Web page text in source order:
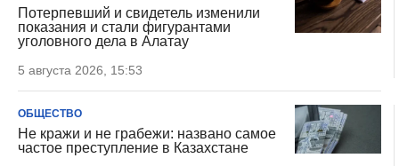
Потерпевший и свидетель изменили
показания и стали фигурантами
уголовного дела в Алатау
5 августа 2026, 15:53
ОБЩЕСТВО
Не кражи и не грабежи: названо самое
частое преступление в Казахстане